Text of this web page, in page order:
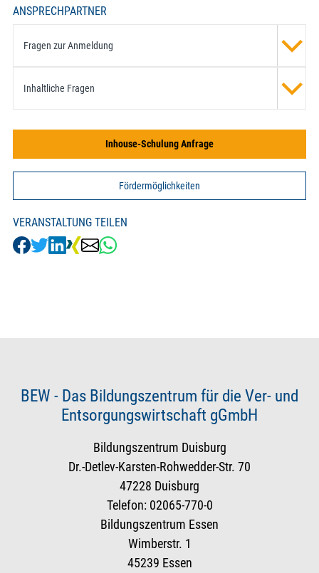
ANSPRECHPARTNER
Fragen zur Anmeldung
Inhaltliche Fragen
Inhouse-Schulung Anfrage
Fördermöglichkeiten
VERANSTALTUNG TEILEN
BEW - Das Bildungszentrum für die Ver- und
Entsorgungswirtschaft gGmbH
Bildungszentrum Duisburg
Dr.-Detlev-Karsten-Rohwedder-Str. 70
47228 Duisburg
Telefon: 02065-770-0
Bildungszentrum Essen
Wimberstr. 1
45239 Essen